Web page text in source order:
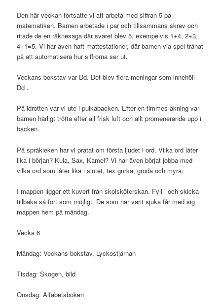
Den här veckan fortsatte vi att arbeta med siffran 5 på
matematiken. Barnen arbetade i par och tillsammans skrev och
ritade de en räknesaga där svaret blev 5, exempelvis 1+4, 2+3,
4+1=5. Vi har även haft mattestationer, där barnen via spel tränat
på att automatisera hur siffrorna ser ut.
Veckans bokstav var Dd. Det blev flera meningar som innehöll
Dd .
På idrotten var vi ute i pulkabacken. Efter en timmes åkning var
barnen härligt trötta efter all frisk luft och allt promenerande upp i
backen.
På språkleken har vi pratat om första ljudet i ord. Vilka ord låter
lika i början? Kula, Sax, Kamel? Vi har även börjat jobba med
vilka ord som låter lika i slutet, tex gurka, groda och myra.
I mappen ligger ett kuvert från skolsköterskan. Fyll i och skicka
tillbaka så fort som möjligt. De som har varit sjuka får med sig
mappen hem på måndag.
Vecka 6
Måndag: Veckans bokstav, Lyckostjärnan
Tisdag: Skogen, bild
Onsdag: Alfabetsboken